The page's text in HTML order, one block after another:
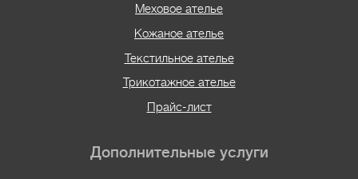
Меховое ателье
Кожаное ателье
Текстильное ателье
Трикотажное ателье
Прайс-лист
Дополнительные услуги